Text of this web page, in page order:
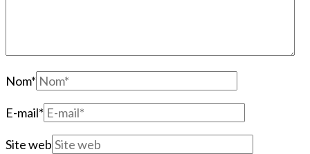
Nom*
E-mail*
Site web